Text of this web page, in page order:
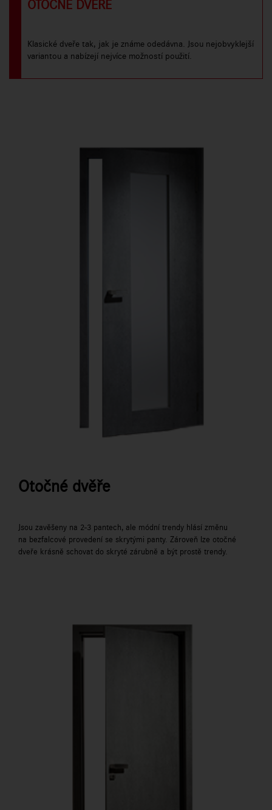
OTOČNÉ DVEŘE
Klasické dveře tak, jak je známe odedávna. Jsou nejobvyklejší
variantou a nabízejí nejvíce možností použití.
Otočné dvěře
Jsou zavěšeny na 2-3 pantech, ale módní trendy hlásí změnu
na bezfalcové provedení se skrytými panty. Zároveň lze otočné
dveře krásně schovat do skryté zárubně a být prostě trendy.